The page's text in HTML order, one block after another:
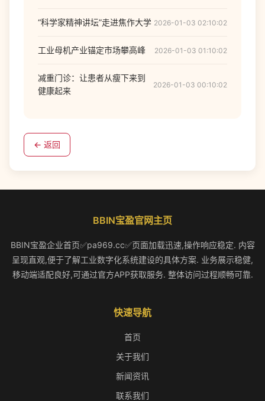
“科学家精神讲坛”走进焦作大学 2026-01-03 02:10:02
工业母机产业锚定市场攀高峰 2026-01-03 01:10:02
减重门诊：让患者从瘦下来到
健康起来
2026-01-03 00:10:02
← 返回
BBIN宝盈官网主页
BBIN宝盈企业首页✅pa969.cc✅页面加载迅速,操作响应稳定. 内容
呈现直观,便于了解工业数字化系统建设的具体方案. 业务展示稳健,
移动端适配良好,可通过官方APP获取服务. 整体访问过程顺畅可靠.
快速导航
首页
关于我们
新闻资讯
联系我们